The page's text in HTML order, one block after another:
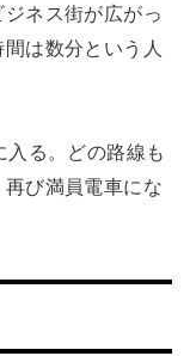
ネス街が広がっ
は数分という人
る。どの路線も
び満員電車にな